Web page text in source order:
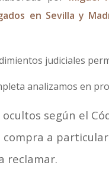
en Sevilla y
judiciales
analizamos en
según el
a
reclamar.